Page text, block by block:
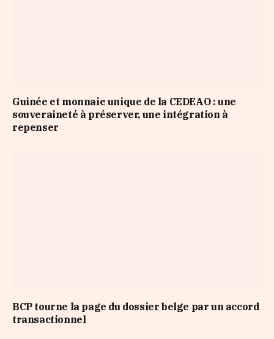
Guinée et monnaie unique de la CEDEAO : une
souveraineté à préserver, une intégration à
repenser
BCP tourne la page du dossier belge par un accord
transactionnel